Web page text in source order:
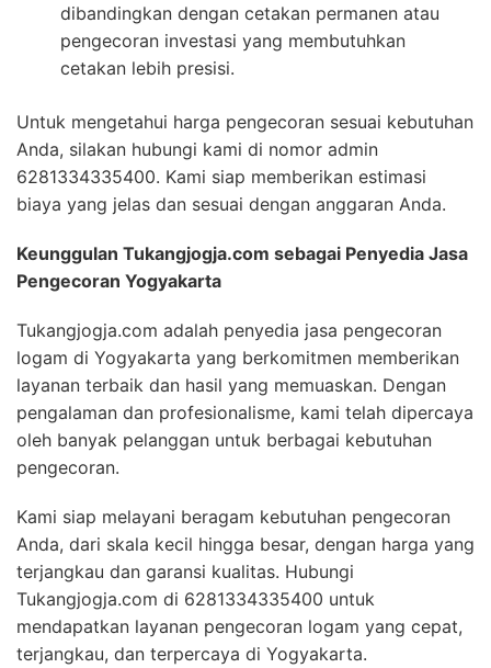
dibandingkan dengan cetakan permanen atau
pengecoran investasi yang membutuhkan
cetakan lebih presisi.
Untuk mengetahui harga pengecoran sesuai kebutuhan
Anda, silakan hubungi kami di nomor admin
6281334335400. Kami siap memberikan estimasi
biaya yang jelas dan sesuai dengan anggaran Anda.
Keunggulan Tukangjogja.com sebagai Penyedia Jasa
Pengecoran Yogyakarta
Tukangjogja.com adalah penyedia jasa pengecoran
logam di Yogyakarta yang berkomitmen memberikan
layanan terbaik dan hasil yang memuaskan. Dengan
pengalaman dan profesionalisme, kami telah dipercaya
oleh banyak pelanggan untuk berbagai kebutuhan
pengecoran.
Kami siap melayani beragam kebutuhan pengecoran
Anda, dari skala kecil hingga besar, dengan harga yang
terjangkau dan garansi kualitas. Hubungi
Tukangjogja.com di 6281334335400 untuk
mendapatkan layanan pengecoran logam yang cepat,
terjangkau, dan terpercaya di Yogyakarta.